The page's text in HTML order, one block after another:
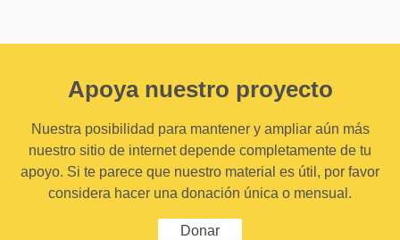
Apoya nuestro proyecto
Nuestra posibilidad para mantener y ampliar aún más
nuestro sitio de internet depende completamente de tu
apoyo. Si te parece que nuestro material es útil, por favor
considera hacer una donación única o mensual.
Donar